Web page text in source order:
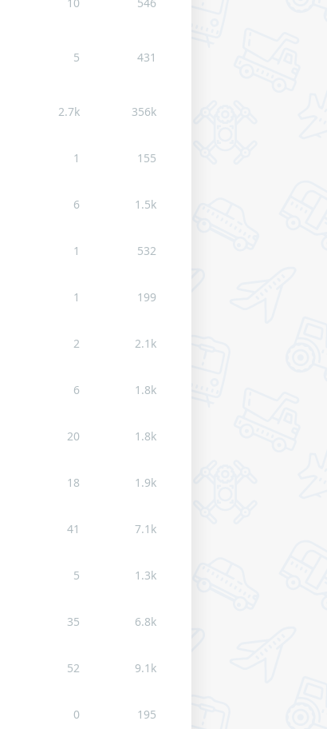
5 431
2.7k 356k
1 155
6 1.5k
1 532
1 199
2 2.1k
6 1.8k
20 1.8k
18 1.9k
41 7.1k
5 1.3k
35 6.8k
52 9.1k
0 195